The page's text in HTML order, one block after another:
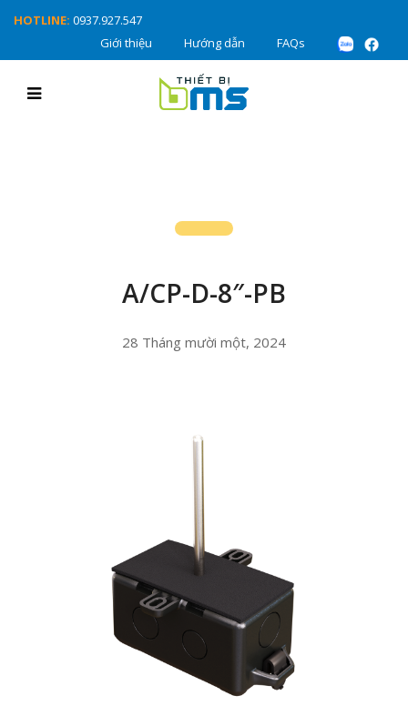
HOTLINE: 0937.927.547
Giới thiệu
Hướng dẫn FAQs
A/CP-D-8″-PB
28 Tháng mười một, 2024